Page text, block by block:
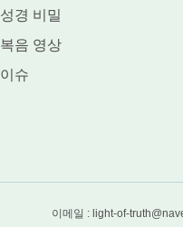
성경 비밀
복음 영상
이슈
이메일 : light-of-